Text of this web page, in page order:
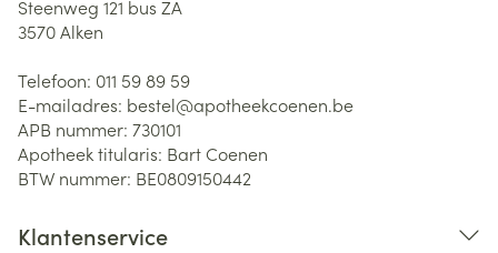
Steenweg 121 bus ZA
3570Alken
Telefoon: 011 59 89 59
E-mailadres: bestel@apotheekcoenen.be
APB nummer: 730101
Apotheek titularis: Bart Coenen
BTW nummer: BE0809150442
Klantenservice